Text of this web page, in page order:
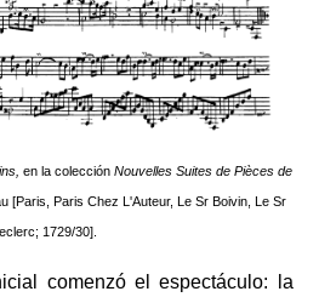
en la colecciónNouvelles Suites de Pièces de
[Paris, Paris Chez L'Auteur, Le Sr Boivin, Le Sr
1729/30].
comenzó el espectáculo: la